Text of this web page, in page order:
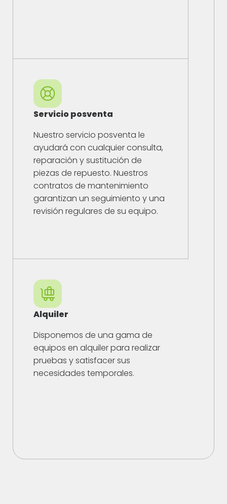
Servicio posventa
Nuestro servicio posventa le
ayudará con cualquier consulta,
reparación y sustitución de
piezas de repuesto. Nuestros
contratos de mantenimiento
garantizan un seguimiento y una
revisión regulares de su equipo.
Alquiler
Disponemos de una gama de
equipos en alquiler para realizar
pruebas y satisfacer sus
necesidades temporales.